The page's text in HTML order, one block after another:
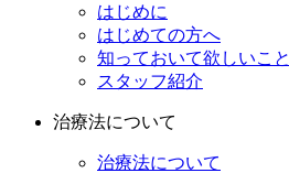
はじめに
はじめての方へ
知っておいて欲しいこと
スタッフ紹介
治療法について
治療法について